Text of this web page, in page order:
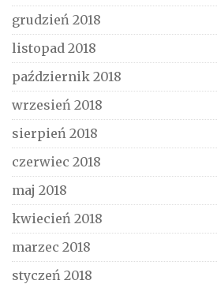
grudzień 2018
listopad 2018
październik 2018
wrzesień 2018
sierpień 2018
czerwiec 2018
maj 2018
kwiecień 2018
marzec 2018
styczeń 2018